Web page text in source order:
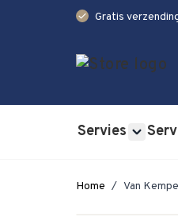
check Gratis
Servies
Home / Van